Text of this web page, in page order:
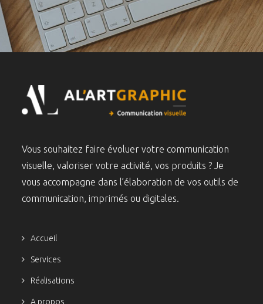
Vous souhaitez faire évoluer votre communication
visuelle, valoriser votre activité, vos produits ? Je
vous accompagne dans l’élaboration de vos outils de
communication, imprimés ou digitales.
Accueil
Services
Réalisations
A propos